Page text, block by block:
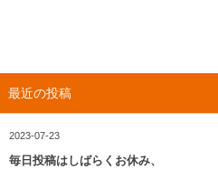
最近の投稿
2023-07-23
毎日投稿はしばらくお休み、